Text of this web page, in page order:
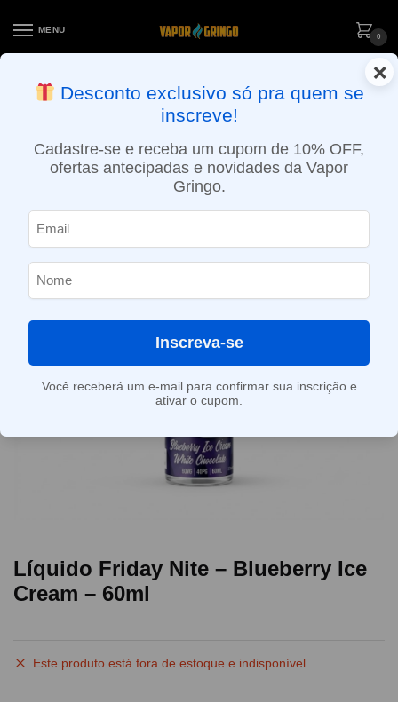
MENU
0
ENTREGA NO MESMO DIA EM SÃO PAULO (SEG A SEX): PEDIDOS
APROVADOS ATÉ 15:30 VIA MOTOBOY
Líquido Friday Nite – Blueberry Ice
Cream – 60ml
Este produto está fora de estoque e indisponível.
×
Desconto exclusivo só pra quem se
inscreve!
Cadastre-se e receba um cupom de 10% OFF,
ofertas antecipadas e novidades da Vapor
Gringo.
Inscreva-se
Você receberá um e-mail para confirmar sua inscrição e
ativar o cupom.